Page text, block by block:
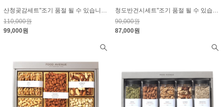
산청곶감세트"조기 품절 될 수 있습니다."
110,000원
99,000원
청도반건시세트"조기 품절 될 수 있습니다."
90,000원
87,000원